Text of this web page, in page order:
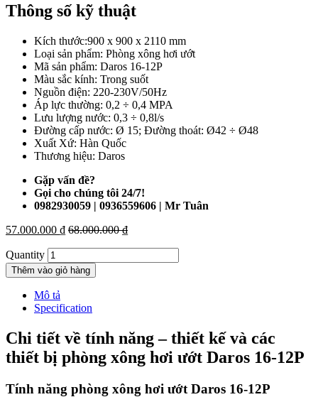
Thông số kỹ thuật
Kích thước:900 x 900 x 2110 mm
Loại sản phẩm: Phòng xông hơi ướt
Mã sản phẩm: Daros 16-12P
Màu sắc kính: Trong suốt
Nguồn điện: 220-230V/50Hz
Áp lực thường: 0,2 ÷ 0,4 MPA
Lưu lượng nước: 0,3 ÷ 0,8l/s
Đường cấp nước: Ø 15; Đường thoát: Ø42 ÷ Ø48
Xuất Xứ: Hàn Quốc
Thương hiệu: Daros
Gặp vấn đề?
Gọi cho chúng tôi 24/7!
0982930059 | 0936559606 | Mr Tuân
57.000.000 ₫ 68.000.000₫
Quantity
Thêm vào giỏ hàng
Mô tả
Specification
Chi tiết về tính năng – thiết kế và các
thiết bị phòng xông hơi ướt Daros 16-12P
Tính năng phòng xông hơi ướt Daros 16-12P